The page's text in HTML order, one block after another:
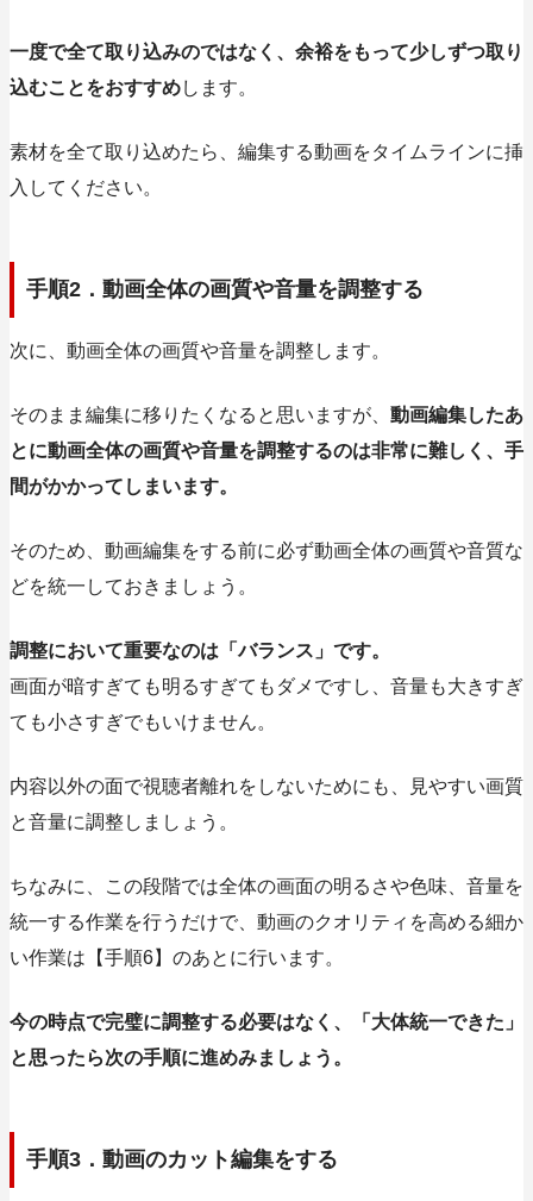
一度で全て取り込みのではなく、余裕をもって少しずつ取り
込むことをおすすめします。
素材を全て取り込めたら、編集する動画をタイムラインに挿
入してください。
手順2．動画全体の画質や音量を調整する
次に、動画全体の画質や音量を調整します。
そのまま編集に移りたくなると思いますが、 動画編集したあ
とに動画全体の画質や音量を調整するのは非常に難しく、手
間がかかってしまいます。
そのため、動画編集をする前に必ず動画全体の画質や音質な
どを統一しておきましょう。
調整において重要なのは「バランス」 です。
画面が暗すぎても明るすぎてもダメですし、音量も大きすぎ
ても小さすぎでもいけません。
内容以外の面で視聴者離れをしないためにも、見やすい画質
と音量に調整しましょう。
ちなみに、この段階では全体の画面の明るさや色味、音量を
統一する作業を行うだけで、動画のクオリティを高める細か
い作業は【手順6】のあとに行います。
今の時点で完璧に調整する必要はなく、「大体統一できた」
と思ったら次の手順に進めみましょう。
手順3．動画のカット編集をする